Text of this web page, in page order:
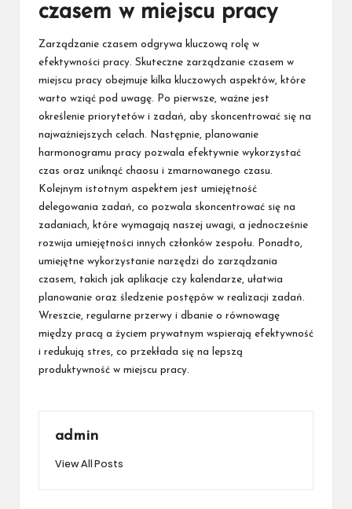
czasem w miejscu pracy
Zarządzanie czasem odgrywa kluczową rolę w
efektywności pracy. Skuteczne zarządzanie czasem w
miejscu pracy obejmuje kilka kluczowych aspektów, które
warto wziąć pod uwagę. Po pierwsze, ważne jest
określenie priorytetów i zadań, aby skoncentrować się na
najważniejszych celach. Następnie, planowanie
harmonogramu pracy pozwala efektywnie wykorzystać
czas oraz uniknąć chaosu i zmarnowanego czasu.
Kolejnym istotnym aspektem jest umiejętność
delegowania zadań, co pozwala skoncentrować się na
zadaniach, które wymagają naszej uwagi, a jednocześnie
rozwija umiejętności innych członków zespołu. Ponadto,
umiejętne wykorzystanie narzędzi do zarządzania
czasem, takich jak aplikacje czy kalendarze, ułatwia
planowanie oraz śledzenie postępów w realizacji zadań.
Wreszcie, regularne przerwy i dbanie o równowagę
między pracą a życiem prywatnym wspierają efektywność
i redukują stres, co przekłada się na lepszą
produktywność w miejscu pracy.
admin
View All Posts